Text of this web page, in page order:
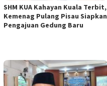
SHM KUA Kahayan Kuala Terbit,
Kemenag Pulang Pisau Siapkan
Pengajuan Gedung Baru